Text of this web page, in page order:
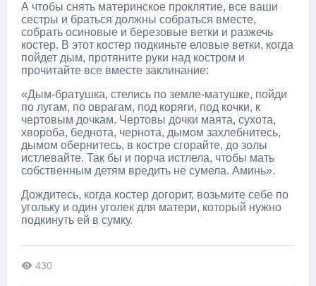
А чтобы снять материнское проклятие, все ваши
сестры и браться должны собраться вместе,
собрать осиновые и березовые ветки и разжечь
костер. В этот костер подкиньте еловые ветки, когда
пойдет дым, протяните руки над костром и
прочитайте все вместе заклинание:
«Дым-братушка, стелись по земле-матушке, пойди
по лугам, по оврагам, под коряги, под кочки, к
чертовым дочкам. Чертовы дочки маята, сухота,
хвороба, беднота, чернота, дымом захлебнитесь,
дымом обернитесь, в костре сгорайте, до золы
истлевайте. Так бы и порча истлела, чтобы мать
собственным детям вредить не сумела. Аминь».
Дождитесь, когда костер догорит, возьмите себе по
угольку и один уголек для матери, который нужно
подкинуть ей в сумку.
430